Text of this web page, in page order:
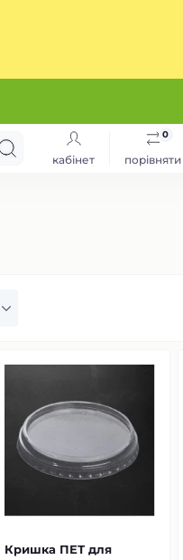
кабінет порівняти
0
Кришка ПЕТ для